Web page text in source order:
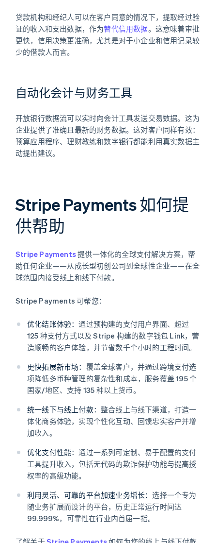
贷款机构和经纪人可以在客户同意的情况下，提取经过验
证的收入和支出数据，作为替代信用数据。这意味着审批
更快，信用决策更准确，尤其是对于小企业和信用记录较
少的借款人而言。
自动化会计与财务工具
开放银行数据流可以实时向会计工具发送交易数据。这为
企业提供了准确且最新的财务数据。这对客户同样有效：
预算应用程序、理财教练和数字银行都能利用真实数据主
动提出建议。
Stripe Payments 如何提
供帮助
Stripe Payments提供一体化的全球支付解决方案，帮
助任何企业——从成长型初创公司到全球性企业——在全
球范围内接受线上和线下付款。
Stripe Payments 可帮您：
优化结账体验：通过预构建的支付用户界面、超过
125 种支付方式以及 Stripe 构建的数字钱包 Link，营
造顺畅的客户体验，并节省数千个小时的工程时间。
更快拓展新市场： 覆盖全球客户，并通过跨境支付选
项降低多币种管理的复杂性和成本，服务覆盖 195 个
国家/地区、支持 135 种以上货币。
统一线下与线上付款： 整合线上与线下渠道，打造一
体化商务体验，实现个性化互动、回馈忠实客户并增
加收入。
优化支付性能：通过一系列可定制、易于配置的支付
工具提升收入，包括无代码的欺诈保护功能与提高授
权率的高级功能。
利用灵活、可靠的平台加速业务增长：选择一个专为
随业务扩展而设计的平台，历史正常运行时间达
99.999%，可靠性在行业内首屈一指。
阿联酋
English
爱尔兰
爱沙尼亚
English
奥地利
Deutsch English